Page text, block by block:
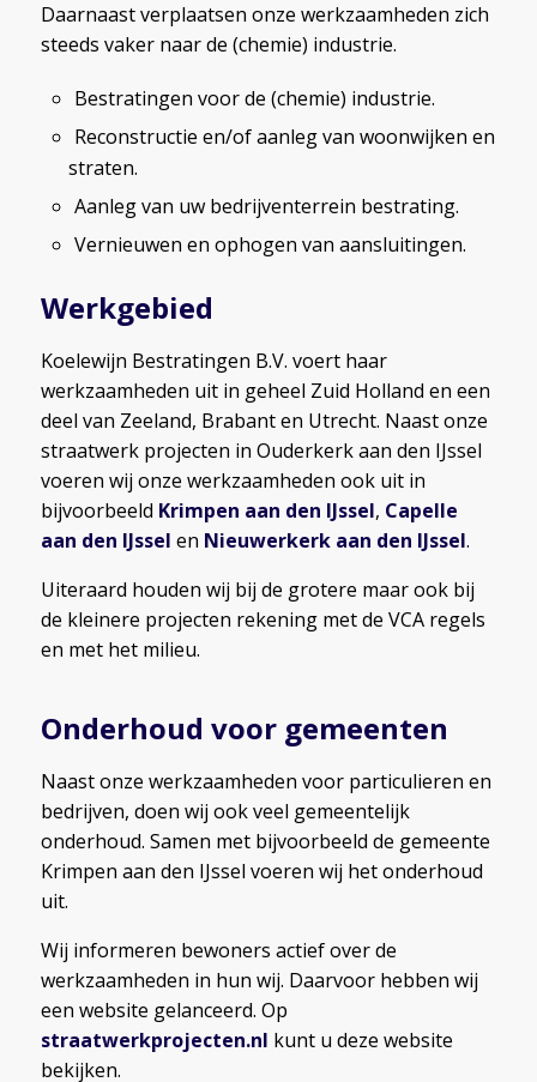
Daarnaast verplaatsen onze werkzaamheden zich
steeds vaker naar de (chemie) industrie.
Bestratingen voor de (chemie) industrie.
Reconstructie en/of aanleg van woonwijken en
straten.
Aanleg van uw bedrijventerrein bestrating.
Vernieuwen en ophogen van aansluitingen.
Werkgebied
Koelewijn Bestratingen B.V. voert haar
werkzaamheden uit in geheel Zuid Holland en een
deel van Zeeland, Brabant en Utrecht. Naast onze
straatwerk projecten in Ouderkerk aan den IJssel
voeren wij onze werkzaamheden ook uit in
bijvoorbeeld Krimpen aan den IJssel, Capelle
aan den IJssel en Nieuwerkerk aan den IJssel.
Uiteraard houden wij bij de grotere maar ook bij
de kleinere projecten rekening met de VCA regels
en met het milieu.
Onderhoud voor gemeenten
Naast onze werkzaamheden voor particulieren en
bedrijven, doen wij ook veel gemeentelijk
onderhoud. Samen met bijvoorbeeld de gemeente
Krimpen aan den IJssel voeren wij het onderhoud
uit.
Wij informeren bewoners actief over de
werkzaamheden in hun wij. Daarvoor hebben wij
een website gelanceerd. Op
straatwerkprojecten.nl kunt u deze website
bekijken.